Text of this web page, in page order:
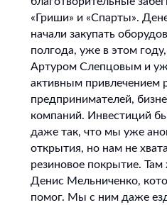
«Гриши» и «Спарты».
начали закупать
полгода, уже в этом
Артуром Слепцовым и
активным привлечением
предпринимателей,
компаний. Инвестиций
даже так, что мы уже
открытия, но нам не
резиновое покрытие.
Денис Мельниченко,
помог. Мы с ним даже